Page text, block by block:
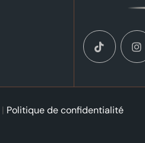
| Politique de confidentialité